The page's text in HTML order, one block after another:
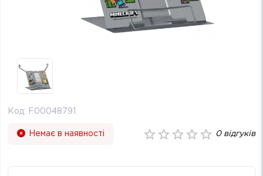
Код: F00048791
Немає в наявності 0відгуків